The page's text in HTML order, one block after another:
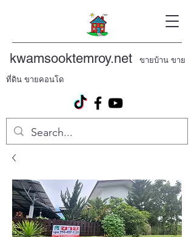
kwamsooktemroy.net ขายบ้าน ขาย
ที่ดิน ขายคอนโด